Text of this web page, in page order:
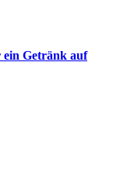
ein Getränk auf